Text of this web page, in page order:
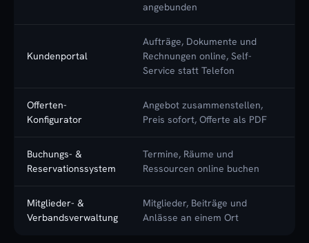
angebunden
Kundenportal
Aufträge, Dokumente und
Rechnungen online, Self-
Service statt Telefon
Offerten-
Konfigurator
Angebot zusammenstellen,
Preis sofort, Offerte als PDF
Buchungs- &
Reservationssystem
Termine, Räume und
Ressourcen online buchen
Mitglieder- &
Verbandsverwaltung
Mitglieder, Beiträge und
Anlässe an einem Ort